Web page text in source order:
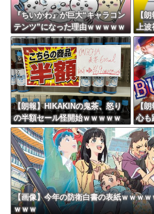
『ちいかわ』が巨大“キャラコン
テンツ”になった理由ｗｗｗｗｗ
ｗｗｗｗｗｗ
【朗
上波
ｗｗ
【朗報】HIKAKINの鬼茶、怒り
の半額セール怪開始ｗｗｗｗｗ
ｗｗｗｗｗｗｗｗｗ
【朗
心も
（
【画像】今年の防衛白書の表紙ｗｗｗ
ｗｗｗ